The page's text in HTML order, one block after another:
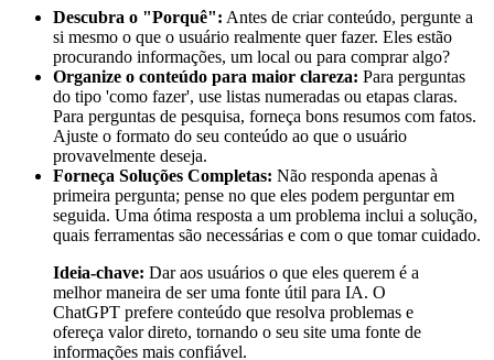
Descubra o "Porquê": Antes de criar conteúdo, pergunte a
si mesmo o que o usuário realmente quer fazer. Eles estão
procurando informações, um local ou para comprar algo?
Organize o conteúdo para maior clareza: Para perguntas
do tipo 'como fazer', use listas numeradas ou etapas claras.
Para perguntas de pesquisa, forneça bons resumos com fatos.
Ajuste o formato do seu conteúdo ao que o usuário
provavelmente deseja.
Forneça Soluções Completas: Não responda apenas à
primeira pergunta; pense no que eles podem perguntar em
seguida. Uma ótima resposta a um problema inclui a solução,
quais ferramentas são necessárias e com o que tomar cuidado.
Ideia-chave: Dar aos usuários o que eles querem é a
melhor maneira de ser uma fonte útil para IA. O
ChatGPT prefere conteúdo que resolva problemas e
ofereça valor direto, tornando o seu site uma fonte de
informações mais confiável.